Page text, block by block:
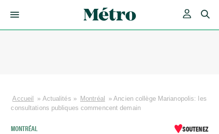
Accueil » Actualités » Montréal »Ancien collège Marianopolis: les
consultations publiques commencent demain
MONTRÉAL SOUTENEZ